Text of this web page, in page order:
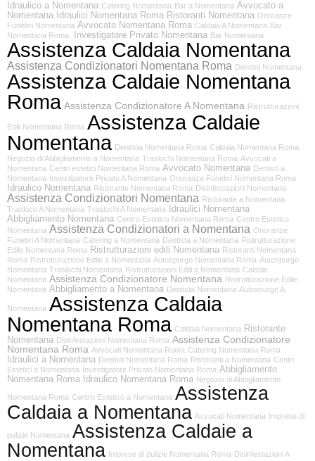
Idraulico a Nomentana Catering Nomentana Bar a Nomentana Avvocato a
Nomentana Idraulici Nomentana Roma Ristoranti Nomentana Onoranze
Funebri Nomentana Avvocato Nomentana Roma Caldaia A Nomentana Bar
Nomentana Roma.
Investigatore Privato Nomentana Bar Nomentana
Assistenza Caldaia Nomentana
Assistenza Condizionatori Nomentana Roma Dentisti Nomentana
Assistenza Caldaie Nomentana
Roma Assistenza Condizionatore A Nomentana Ristrutturazioni
Edili Nomentana Roma Assistenza Caldaie
Nomentana Dentista Nomentana Roma Caldaia Nomentana Roma
Negozio di Abbigliamento a Nomentana Traslochi Nomentana Roma Avvocati a
Nomentana Centri estetici Nomentana Roma Avvocato Nomentana Dentisti a
Nomentana Investigatore Privato A Nomentana Onoranze Funebri Nomentana Roma
Idraulico Nomentana Ristorante Nomentana Roma Disinfestazioni Nomentana
Assistenza Condizionatori Nomentana Ristorante a Nomentana
Trasloco A Nomentana Traslochi A Nomentana
Idraulici Nomentana
Abbigliamento Nomentana Centro Estetico Nomentana Roma Centro Estetico
Nomentana Assistenza Condizionatori a Nomentana Onoranze
Funebri A Nomentana Catering a Nomentana Dentista a Nomentana Ristrutturazione
Edile Nomentana Roma Ristrutturazioni edili Nomentana Ristoranti Nomentana
Roma Ristrutturazione Edile a Nomentana Autospurgo Nomentana Roma Autospurgo
Nomentana Traslochi Nomentana Ristrutturazioni Edili a Nomentana Caldaie
Nomentana Assistenza Condizionatore Nomentana Ristrutturazione Edile
Nomentana Abbigliamento a Nomentana Dentista Nomentana Autospurgo A
Nomentana Assistenza Caldaia
Nomentana Roma Caldaia Nomentana Ristorante
Nomentana Disinfestazioni Nomentana Roma Assistenza Condizionatore
Nomentana Roma Avvocati Nomentana Roma Catering Nomentana Roma
Idraulici a Nomentana Dentisti Nomentana Roma Ristoranti a Nomentana Centri
Estetici a Nomentana Investigatore Privato Nomentana Roma Abbigliamento
Nomentana Roma Idraulico Nomentana Roma Negozio di Abbigliamento
Nomentana Roma Centro Estetico a Nomentana Assistenza
Caldaia a Nomentana Avvocati Nomentana Imprese di
pulizie Nomentana Assistenza Caldaie a
Nomentana Imprese di pulizie Nomentana Roma Disinfestazioni A